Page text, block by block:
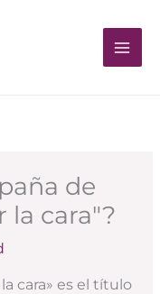
de
la cara"?
la cara» es el título